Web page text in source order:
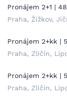
Pronájem 2+1 |
Praha, Žižkov,
Pronájem 2+kk |
Praha, Zličín,
Pronájem 2+kk |
Praha, Zličín,